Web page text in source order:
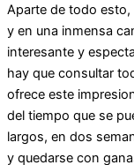
Aparte de todo
y en una inmensa
interesante y
hay que consultar
ofrece este
del tiempo que se
largos, en dos
y quedarse con